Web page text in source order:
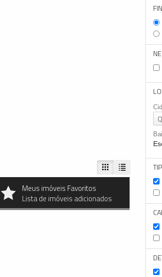
Meus imóveis Favoritos
Lista de imóveis adicionados